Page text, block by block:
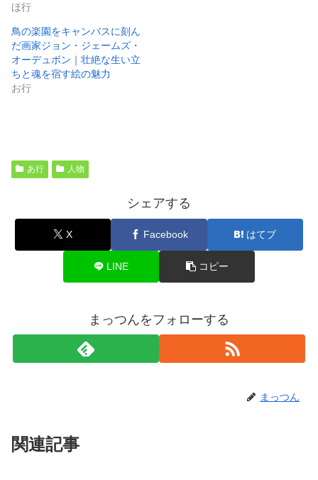
ほ行
鳥の楽園をキャンバスに刻ん
だ画家ジョン・ジェームズ・
オーデュボン｜壮絶な生い立
ちと魂を宿す絵の魅力
お行
あ行 人物
シェアする
X Facebook はてブ
LINE コピー
まっつんをフォローする
まっつん
関連記事